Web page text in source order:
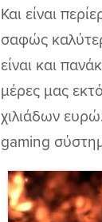
Και είναι
σαφώς
είναι και
μέρες μας
χιλιάδων
gaming